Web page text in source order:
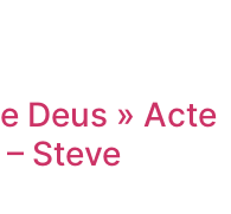
Deus » Acte
Steve